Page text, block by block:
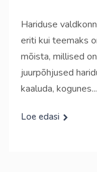
Hariduse
eriti kui teemaks
mõista, millised
juurpõhjused
kaaluda, kogunes...
Loe edasi